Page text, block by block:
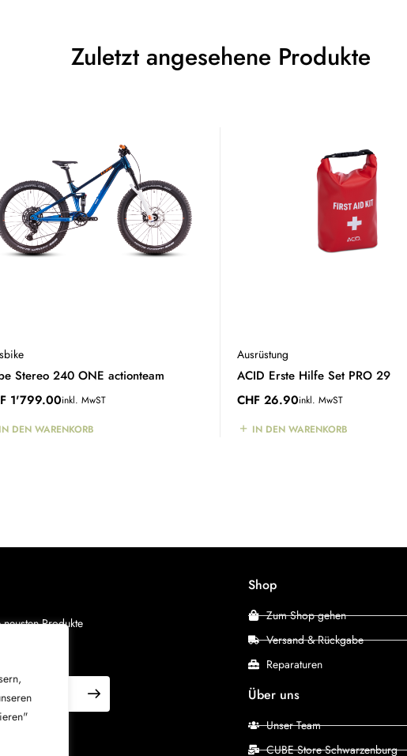
Zuletzt angesehene Produkte
Stereo 240 ONE actionteam
1'799.00inkl. MwST
IN DEN WARENKORB
Ausrüstung
ACID Erste Hilfe Set PRO 29
CHF 26.90inkl. MwST
IN DEN WARENKORB
Produkte
Shop
Zum Shop gehen
Versand & Rückgabe
Reparaturen
Über uns
Unser Team
CUBE Store Schwarzenburg